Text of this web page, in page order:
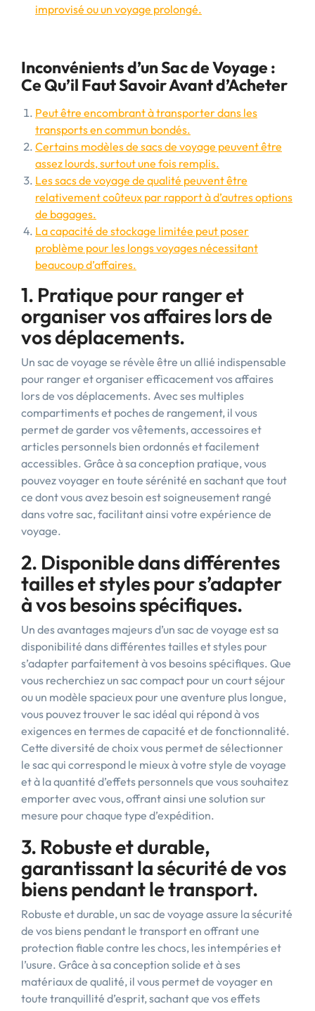
improvisé ou un voyage prolongé.
Inconvénients d’un Sac de Voyage :
Ce Qu’il Faut Savoir Avant d’Acheter
Peut être encombrant à transporter dans les
transports en commun bondés.
Certains modèles de sacs de voyage peuvent être
assez lourds, surtout une fois remplis.
Les sacs de voyage de qualité peuvent être
relativement coûteux par rapport à d’autres options
de bagages.
La capacité de stockage limitée peut poser
problème pour les longs voyages nécessitant
beaucoup d’affaires.
1. Pratique pour ranger et
organiser vos affaires lors de
vos déplacements.
Un sac de voyage se révèle être un allié indispensable
pour ranger et organiser efficacement vos affaires
lors de vos déplacements. Avec ses multiples
compartiments et poches de rangement, il vous
permet de garder vos vêtements, accessoires et
articles personnels bien ordonnés et facilement
accessibles. Grâce à sa conception pratique, vous
pouvez voyager en toute sérénité en sachant que tout
ce dont vous avez besoin est soigneusement rangé
dans votre sac, facilitant ainsi votre expérience de
voyage.
2. Disponible dans différentes
tailles et styles pour s’adapter
à vos besoins spécifiques.
Un des avantages majeurs d’un sac de voyage est sa
disponibilité dans différentes tailles et styles pour
s’adapter parfaitement à vos besoins spécifiques. Que
vous recherchiez un sac compact pour un court séjour
ou un modèle spacieux pour une aventure plus longue,
vous pouvez trouver le sac idéal qui répond à vos
exigences en termes de capacité et de fonctionnalité.
Cette diversité de choix vous permet de sélectionner
le sac qui correspond le mieux à votre style de voyage
et à la quantité d’effets personnels que vous souhaitez
emporter avec vous, offrant ainsi une solution sur
mesure pour chaque type d’expédition.
3. Robuste et durable,
garantissant la sécurité de vos
biens pendant le transport.
Robuste et durable, un sac de voyage assure la sécurité
de vos biens pendant le transport en offrant une
protection fiable contre les chocs, les intempéries et
l’usure. Grâce à sa conception solide et à ses
matériaux de qualité, il vous permet de voyager en
toute tranquillité d’esprit, sachant que vos effets